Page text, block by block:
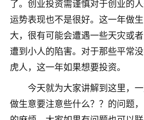
了。创业投资需谨慎对于创业的
运势表现也不是很好。这一年做
大，很有可能会遭遇一些天灾或
遭到小人的陷害。对于那些平常
虎人，这一年如果想要投资。
今天就为大家讲解到这里，
做生意要注意些什么？？的问题